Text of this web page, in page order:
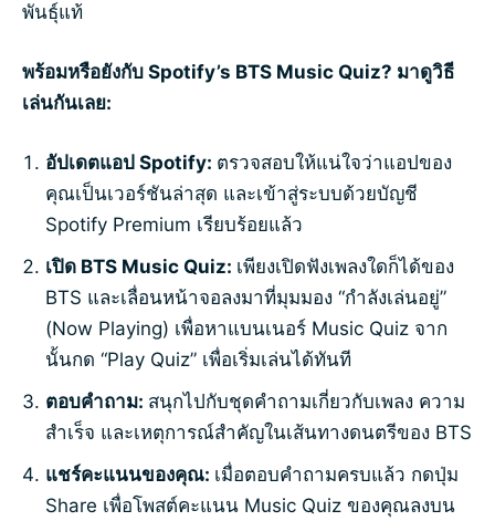
พันธุ์แท้
พร้อมหรือยังกับ Spotify’s BTS Music Quiz? มาดูวิธี
เล่นกันเลย:
อัปเดตแอป Spotify: ตรวจสอบให้แน่ใจว่าแอปของ
คุณเป็นเวอร์ชันล่าสุด และเข้าสู่ระบบด้วยบัญชี
Spotify Premium เรียบร้อยแล้ว
เปิด BTS Music Quiz: เพียงเปิดฟังเพลงใดก็ได้ของ
BTS และเลื่อนหน้าจอลงมาที่มุมมอง “กำลังเล่นอยู่”
(Now Playing) เพื่อหาแบนเนอร์ Music Quiz จาก
นั้นกด “Play Quiz” เพื่อเริ่มเล่นได้ทันที
ตอบคำถาม: สนุกไปกับชุดคำถามเกี่ยวกับเพลง ความ
สำเร็จ และเหตุการณ์สำคัญในเส้นทางดนตรีของ BTS
แชร์คะแนนของคุณ: เมื่อตอบคำถามครบแล้ว กดปุ่ม
Share เพื่อโพสต์คะแนน Music Quiz ของคุณลงบน